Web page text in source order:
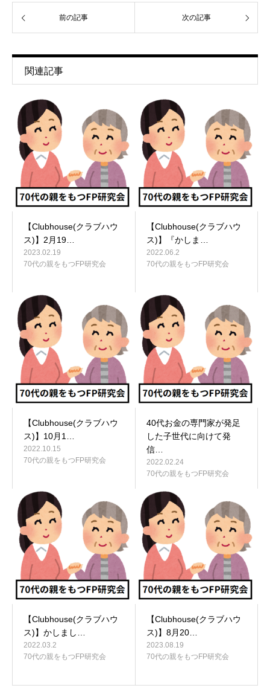
前の記事 次の記事
関連記事
【Clubhouse(クラブハウ
ス)】2月19…
2023.02.19
70代の親をもつFP研究会
【Clubhouse(クラブハウ
ス)】『かしま…
2022.06.2
70代の親をもつFP研究会
【Clubhouse(クラブハウ
ス)】10月1…
2022.10.15
70代の親をもつFP研究会
40代お金の専門家が発足
した子世代に向けて発
信…
2022.02.24
70代の親をもつFP研究会
【Clubhouse(クラブハウ
ス)】かしまし…
2022.03.2
70代の親をもつFP研究会
【Clubhouse(クラブハウ
ス)】8月20…
2023.08.19
70代の親をもつFP研究会